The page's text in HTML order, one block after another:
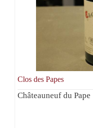
Clos des Papes
Châteauneuf du Pape